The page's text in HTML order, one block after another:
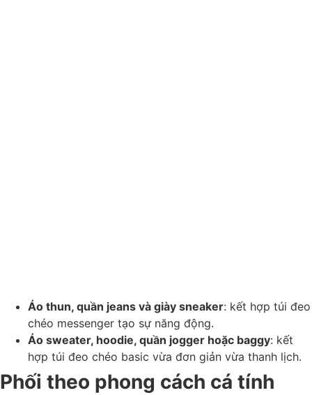
Áo thun, quần jeans và giày sneaker: kết hợp túi đeo
chéo messenger tạo sự năng động.
Áo sweater, hoodie, quần jogger hoặc baggy: kết
hợp túi đeo chéo basic vừa đơn giản vừa thanh lịch.
Phối theo phong cách cá tính